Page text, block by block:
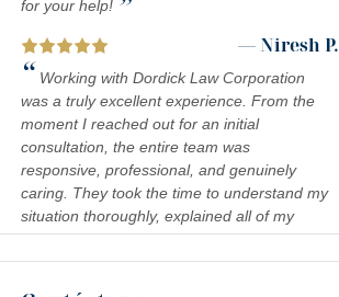
AUTO/CAMIÓN EN CALIFORNIA
ABOGADOS DE LESIONES PERSONALES:
COMPRENDIENDO RECLAMOS POR
PRODUCTOS DEFECTUOSOS EN CALIFORNIA
ABOGADOS DE LESIONES PERSONALES:
MOTOCICLETA EN CALIFORNIA | DORDICK
LAW CORPORATION
CALIFORNIA
for your help!
— Niresh P.
“ Working with Dordick Law Corporation
was a truly excellent experience. From the
moment I reached out for an initial
consultation, the entire team was
responsive, professional, and genuinely
caring. They took the time to understand my
situation thoroughly, explained all of my
legal options in a clear and approachable
way, and kept me informed every step of the